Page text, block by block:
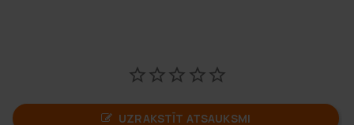
UZRAKSTĪT ATSAUKSMI